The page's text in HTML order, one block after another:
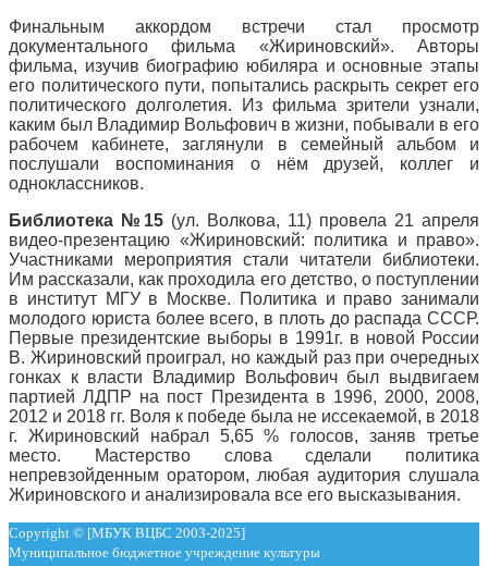
Финальным аккордом встречи стал просмотр
документального фильма «Жириновский». Авторы
фильма, изучив биографию юбиляра и основные этапы
его политического пути, попытались раскрыть секрет его
политического долголетия. Из фильма зрители узнали,
каким был Владимир Вольфович в жизни, побывали в его
рабочем кабинете, заглянули в семейный альбом и
послушали воспоминания о нём друзей, коллег и
одноклассников.
Библиотека №15 (ул. Волкова, 11) провела 21 апреля
видео-презентацию «Жириновский: политика и право».
Участниками мероприятия стали читатели библиотеки.
Им рассказали, как проходила его детство, о поступлении
в институт МГУ в Москве. Политика и право занимали
молодого юриста более всего, в плоть до распада СССР.
Первые президентские выборы в 1991г. в новой России
В. Жириновский проиграл, но каждый раз при очередных
гонках к власти Владимир Вольфович был выдвигаем
партией ЛДПР на пост Президента в 1996, 2000, 2008,
2012 и 2018 гг. Воля к победе была не иссекаемой, в 2018
г. Жириновский набрал 5,65 % голосов, заняв третье
место. Мастерство слова сделали политика
непревзойденным оратором, любая аудитория слушала
Жириновского и анализировала все его высказывания.
Copyright © [МБУК ВЦБС 2003-2025]
Муниципальное бюджетное учреждение культуры